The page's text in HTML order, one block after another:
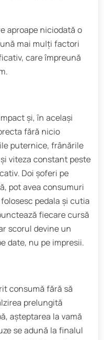
aproape niciodată o
mai mulți factori
care împreună
și, în același
fără nicio
puternice, frânările
viteza constant peste
Doi șoferi pe
pot avea consumuri
pedala și cutia
fiecare cursă
scorul devine un
date, nu pe impresii.
consumă fără să
prelungită
așteptarea la vamă
se adună la finalul